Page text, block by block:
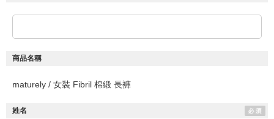
商品名稱
maturely / 女裝 Fibril 棉緞 長褲
姓名